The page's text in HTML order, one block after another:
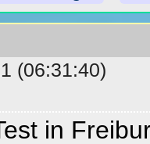
(06:31:40)
in